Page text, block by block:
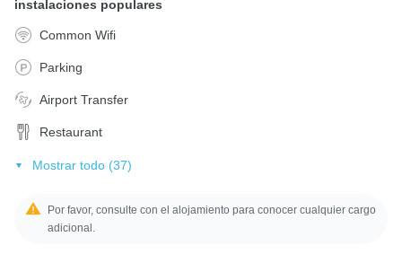
instalaciones populares
Common Wifi
Parking
Airport Transfer
Restaurant
Mostrar todo (37)
Por favor, consulte con el alojamiento para conocer cualquier cargo
adicional.